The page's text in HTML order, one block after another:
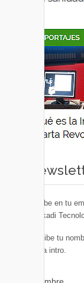
Recibe en tu
Euskadi
Escribe tu
pulsa intro.